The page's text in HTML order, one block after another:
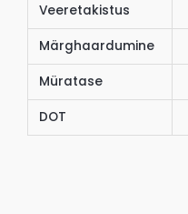
Veeretakistus
Märghaardumine
Müratase
DOT